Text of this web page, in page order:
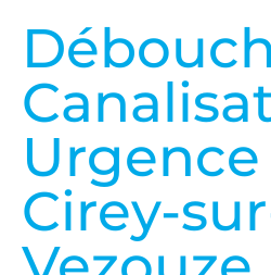
Urgence
Cirey-